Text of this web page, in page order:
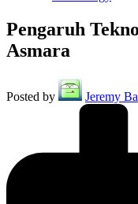
Pengaruh
Asmara
Posted by Jeremy